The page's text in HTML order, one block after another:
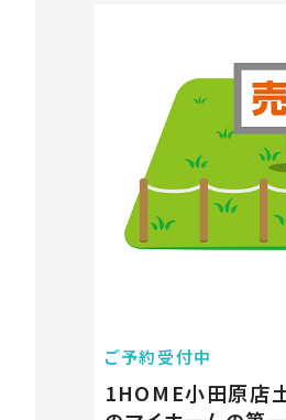
ご予約受付中
1HOME小田原店